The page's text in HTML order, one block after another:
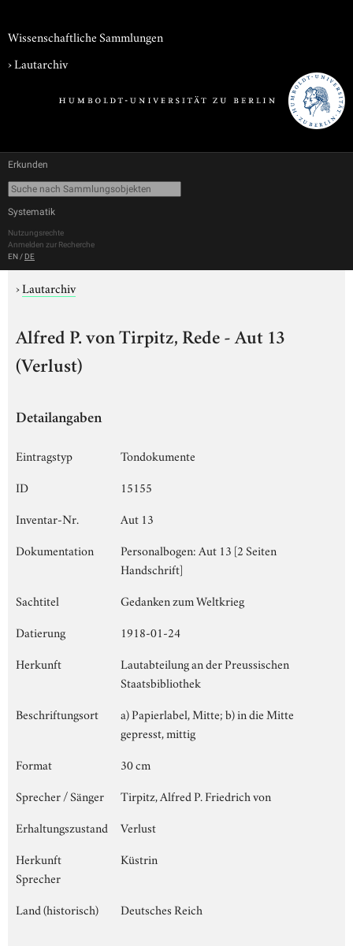
Wissenschaftliche Sammlungen
›Lautarchiv
Erkunden
Systematik
Nutzungsrechte
Anmelden zur Recherche
EN / DE
›Lautarchiv
Alfred P. von Tirpitz, Rede - Aut 13
(Verlust)
Detailangaben
Eintragstyp
Tondokumente
ID
15155
Inventar-Nr.
Aut 13
Dokumentation
Personalbogen: Aut 13 [2 Seiten
Handschrift]
Sachtitel
Gedanken zum Weltkrieg
Datierung
1918-01-24
Herkunft
Lautabteilung an der Preussischen
Staatsbibliothek
Beschriftungsort
a) Papierlabel, Mitte; b) in die Mitte
gepresst, mittig
Format
30 cm
Sprecher / Sänger
Tirpitz, Alfred P. Friedrich von
Erhaltungszustand
Verlust
Herkunft
Sprecher
Küstrin
Land (historisch) Deutsches Reich